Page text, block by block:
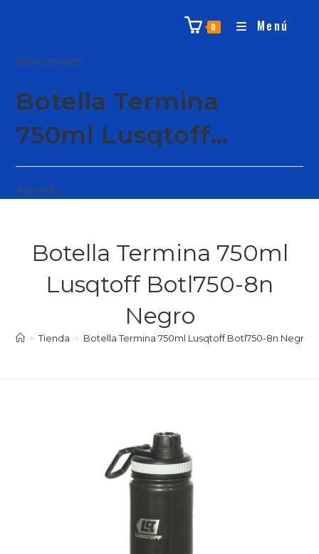
0 Menú
Seleccionado:
Botella Termina
750ml Lusqtoff…
Agotado
Botella Termina 750ml
Lusqtoff Botl750-8n
Negro
> Tienda > Botella Termina 750ml Lusqtoff Botl750-8n Negro